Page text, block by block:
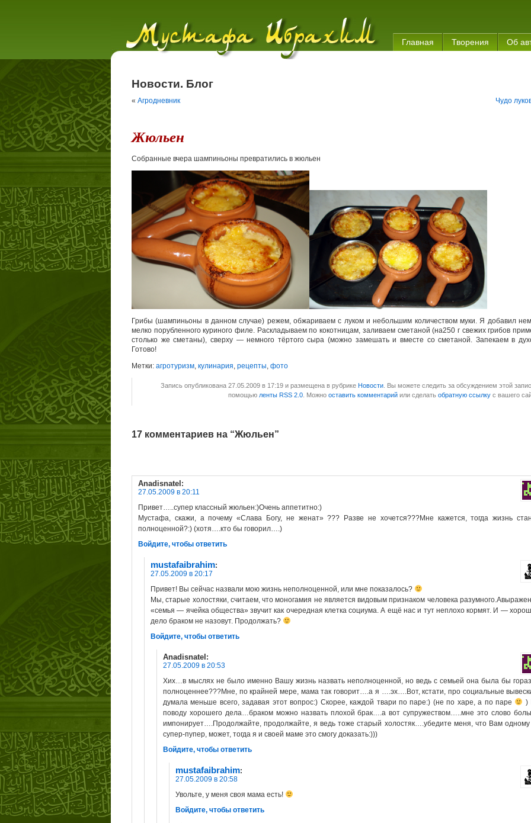
Главная Творения Об
Новости. Блог
« Агродневник Чудо
Жюльен
Собранные вчера шампиньоны превратились в жюльен
Грибы (шампиньоны в данном случае) режем, обжариваем с луком и небольшим количеством муки. Я добавил
мелко порубленного куриного филе. Раскладываем по кокотницам, заливаем сметаной (на250 г свежих грибов
столько же сметаны), сверху — немного тёртого сыра (можно замешать и вместе со сметаной. Запекаем в
Готово!
Метки: агротуризм кулинария рецепты фото
Запись опубликована 27.05.2009 в 17:19 и размещена в рубрике Новости . Вы можете следить за обсуждением этой
помощью ленты RSS 2.0 . Можно оставить комментарий или сделать обратную ссылку с вашего
17 комментариев на “Жюльен”
Anadisnatel:
27.05.2009 в 20:11
Привет…..супер классный жюльен:)Очень аппетитно:)
Мустафа, скажи, а почему «Слава Богу, не женат» ??? Разве не хочется???Мне кажется, тогда жизнь
полноценной?:) (хотя….кто бы говорил….)
Войдите, чтобы ответить
mustafaibrahim:
27.05.2009 в 20:17
Привет! Вы сейчас назвали мою жизнь неполноценной, или мне показалось?
Мы, старые холостяки, считаем, что моногамия не является видовым признаком человека
«семья — ячейка общества» звучит как очередная клетка социума. А ещё нас и тут неплохо кормят. И —
дело браком не назовут. Продолжать?
Войдите, чтобы ответить
Anadisnatel:
27.05.2009 в 20:53
Хих…в мыслях не было именно Вашу жизнь назвать неполноценной, но ведь с семьей она была бы
полноценнее???Мне, по крайней мере, мама так говорит….а я ….эх….Вот, кстати, про социальные
думала меньше всего, задавая этот вопрос:) Скорее, каждой твари по паре:) (не по харе, а по паре
)
поводу хорошего дела…браком можно назвать плохой брак….а вот супружеством…..мне это слово
импонирует….Продолжайте, продолжайте, я ведь тоже старый холостяк….убедите меня, что Вам одному
супер-пупер, может, тогда я и своей маме это смогу доказать:)))
Войдите, чтобы ответить
mustafaibrahim:
27.05.2009 в 20:58
Увольте, у меня своя мама есть!
Войдите, чтобы ответить